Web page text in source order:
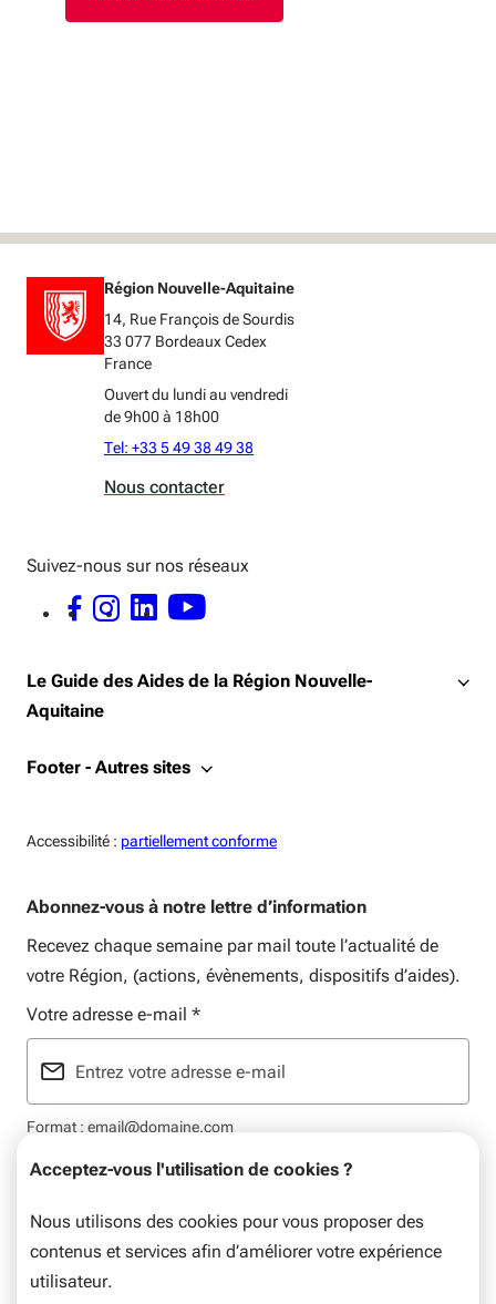
Acceptez-vous l'utilisation de cookies ?
Nous utilisons des cookies pour vous proposer des
contenus et services afin d’améliorer votre expérience
utilisateur.
Région Nouvelle-Aquitaine
14, Rue François de Sourdis
33 077 Bordeaux Cedex
France
Ouvert du lundi au vendredi
de 9h00 à 18h00
Tel: +33 5 49 38 49 38
Nous contacter
Suivez-nous sur nos réseaux
FACEBOOK - OUVERTURE DANS UNE NOUVELLE FENÊTRE
INSTAGRAM - OUVERTURE DANS UNE NOUVELLE FENÊTRE
LINKEDIN - OUVERTURE DANS UNE NOUVELLE FENÊTRE
YOUTUBE - OUVERTURE DANS UNE NOUVELLE FENÊTRE
Le Guide des Aides de la Région Nouvelle-
Aquitaine
Footer - Autres sites
Accessibilité : Accessiblité:
partiellement conforme
Abonnez-vous à notre lettre d’information
Recevez chaque semaine par mail toute l’actualité de
votre Région, (actions, évènements, dispositifs d’aides).
Votre adresse e-mail *
Format : email@domaine.com
Mentions légales